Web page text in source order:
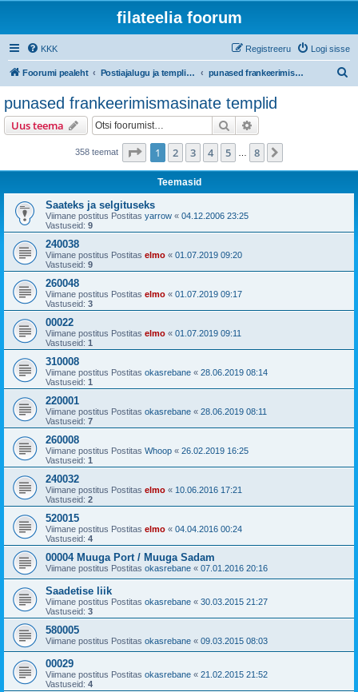
filateelia foorum
KKK Logi sisse
Registreeru
Foorumi pealeht Postiajalugu ja templijäljendite kogumine punased frankeerimismasinate templid
punased frankeerimismasinate templid
Uus teema Otsi
358 teemat . leht8 -st
1 2 3 4 5 8
Teemasid
Saateks ja selgituseks
Viimane postitus Postitas yarrow « 04.12.2006 23:25
Vastuseid: 9
240038
Viimane postitus Postitas elmo « 01.07.2019 09:20
Vastuseid: 9
260048
Viimane postitus Postitas elmo « 01.07.2019 09:17
Vastuseid: 3
00022
Viimane postitus Postitas elmo « 01.07.2019 09:11
Vastuseid: 1
310008
Viimane postitus Postitas okasrebane « 28.06.2019 08:14
Vastuseid: 1
220001
Viimane postitus Postitas okasrebane « 28.06.2019 08:11
Vastuseid: 7
260008
Viimane postitus Postitas Whoop « 26.02.2019 16:25
Vastuseid: 1
240032
Viimane postitus Postitas elmo « 10.06.2016 17:21
Vastuseid: 2
520015
Viimane postitus Postitas elmo « 04.04.2016 00:24
Vastuseid: 4
00004 Muuga Port / Muuga Sadam
Viimane postitus Postitas okasrebane « 07.01.2016 20:16
Saadetise liik
Viimane postitus Postitas okasrebane « 30.03.2015 21:27
Vastuseid: 3
580005
Viimane postitus Postitas okasrebane « 09.03.2015 08:03
00029
Viimane postitus Postitas okasrebane « 21.02.2015 21:52
Vastuseid: 4